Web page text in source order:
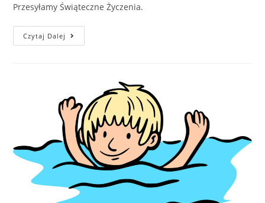
Przesyłamy Świąteczne Życzenia.
Czytaj Dalej